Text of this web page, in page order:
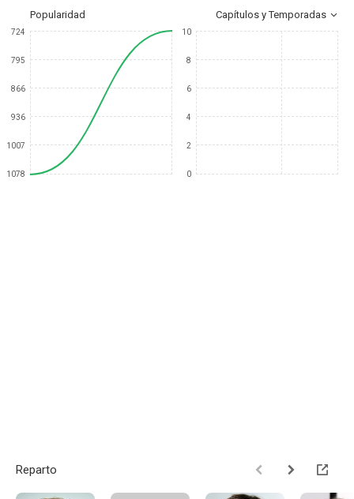
Popularidad Capítulos y Temporadas
724
795
866
936
1007
1078
10
8
6
4
2
0
Reparto